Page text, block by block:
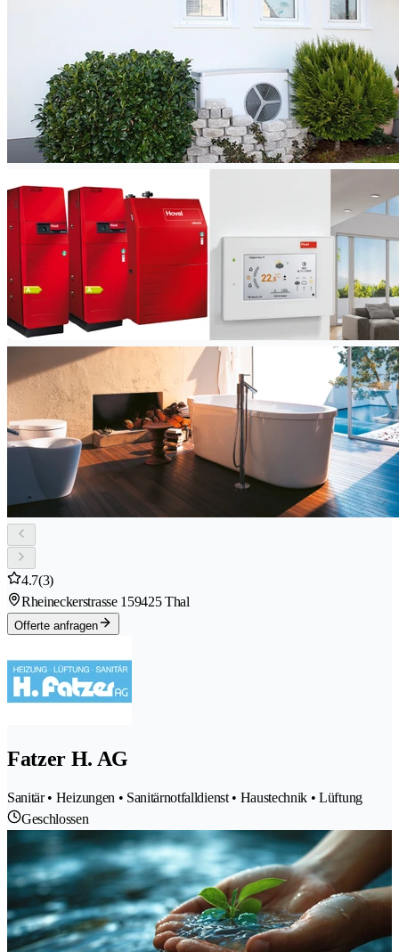
4.7(3)
Rheineckerstrasse 159425 Thal
Offerte anfragen
Fatzer H. AG
Sanitär • Heizungen • Sanitärnotfalldienst • Haustechnik • Lüftung
Geschlossen